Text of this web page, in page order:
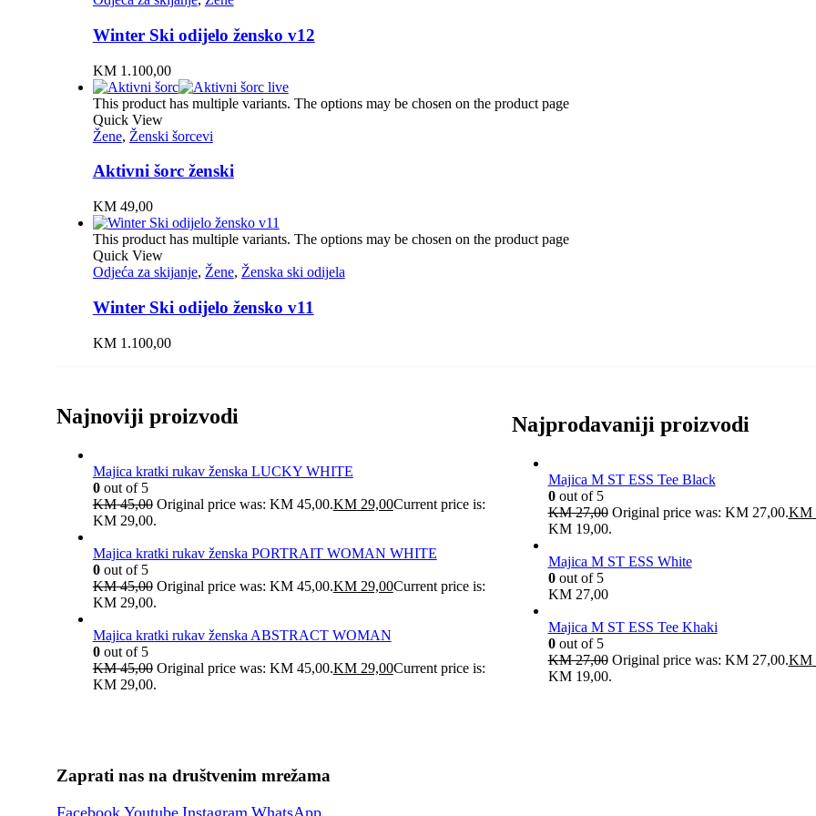
Winter Ski odijelo žensko v12
KM1.100,00
This product has multiple variants. The options may be chosen on the product page
Quick View
Žene, Ženski šorcevi
Aktivni šorc ženski
KM49,00
This product has multiple variants. The options may be chosen on the product page
Quick View
Odjeća za skijanje, Žene, Ženska ski odijela
Winter Ski odijelo žensko v11
KM1.100,00
Najnoviji proizvodi
Majica kratki rukav ženska LUCKY WHITE
0out of 5
KM45,00 Original price was: KM 45,00.KM29,00Current price is:
KM 29,00.
Majica kratki rukav ženska PORTRAIT WOMAN WHITE
0out of 5
KM45,00 Original price was: KM 45,00.KM29,00Current price is:
KM 29,00.
Majica kratki rukav ženska ABSTRACT WOMAN
0out of 5
KM45,00 Original price was: KM 45,00.KM29,00Current price is:
KM 29,00.
Najprodavaniji proizvodi
Majica M ST ESS Tee Black
0out of 5
KM27,00 Original price was: KM 27,00.KM
KM 19,00.
Majica M ST ESS White
0out of 5
KM27,00
Majica M ST ESS Tee Khaki
0out of 5
KM27,00 Original price was: KM 27,00.KM
KM 19,00.
Zaprati nas na društvenim mrežama
Facebook Youtube Instagram WhatsApp